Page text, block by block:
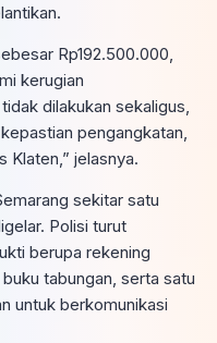
Rp192.500.000,
kerugian
dilakukan sekaligus,
pengangkatan,
Klaten,” jelasnya.
sekitar satu
Polisi turut
berupa rekening
tabungan, serta satu
untuk berkomunikasi